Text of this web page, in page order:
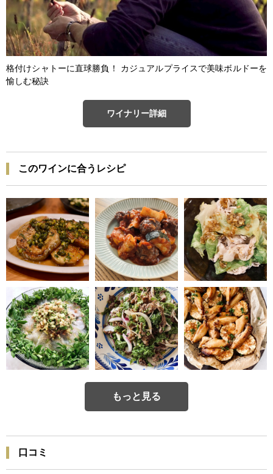
格付けシャトーに直球勝負！ カジュアルプライスで美味ボルドーを
愉しむ秘訣
ワイナリー詳細
このワインに合うレシピ
もっと見る
口コミ